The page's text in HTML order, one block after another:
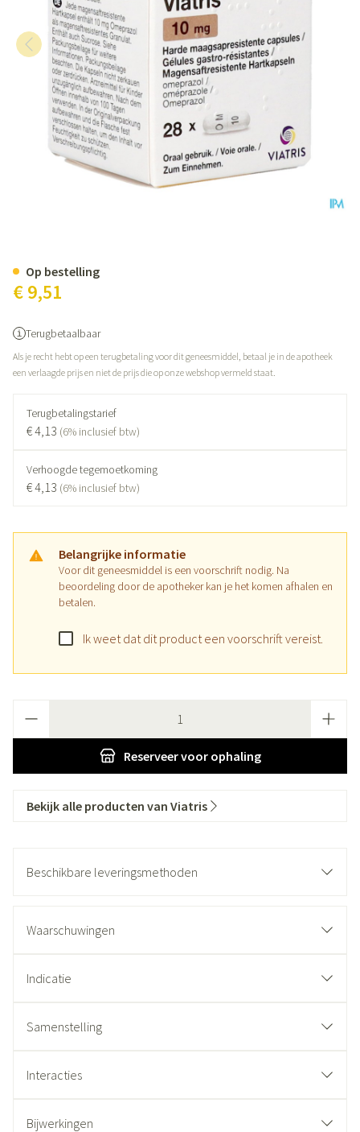
€ 9,51
Terugbetaalbaar
Als je recht hebt op een terugbetaling voor dit geneesmiddel, betaal je in de apotheek
een verlaagde prijs en niet de prijs die op onze webshop vermeld staat.
Terugbetalingstarief
€ 4,13 (6% inclusief btw)
Verhoogde tegemoetkoming
€ 4,13 (6% inclusief btw)
Belangrijke informatie
Voor dit geneesmiddel is een voorschrift nodig. Na
beoordeling door de apotheker kan je het komen afhalen en
betalen.
Ik weet dat dit product een voorschrift vereist.
Reserveervoor ophaling
Op bestelling
Bekijk alle producten van Viatris
Beschikbare leveringsmethoden
Waarschuwingen
Indicatie
Samenstelling
Interacties
Bijwerkingen